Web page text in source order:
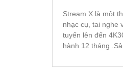
Stream X là một
nhạc cụ, tai nghe
tuyến lên đến
hành 12 tháng